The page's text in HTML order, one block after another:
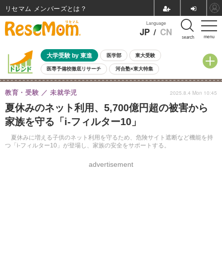
menu
Language
JP / CN search
大学受験 by 東進 医学部 東大受験
医専予備校徹底リサーチ 河合塾×東大特集
親子で考える大学選び 高校受験 中学受験 小学校受験
共通テスト 夏休み
8月開催イベント・WS 全国公立高校 過去問 人気記事
自由研究教材（小学生向け） 自由研究教材（中学生向け）
夏休みのネット利用、5,700億円超の被害から
家族を守る「i-フィルター10」
夏休みに増える子供のネット利用を守るため、危険サイト遮断など機能を持
つ「i-フィルター10」が登場し、家族の安全をサポートする。
教育・受験 未就学児
advertisement
2025.8.4 Mon 10:45
リセマム メンバーズ